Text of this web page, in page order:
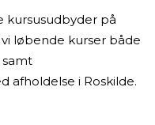
kursusudbyder på
løbende kurser både
afholdelse i Roskilde.